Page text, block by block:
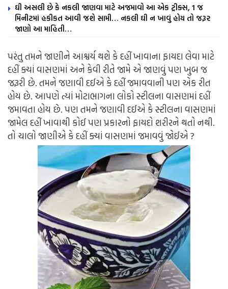
ઘી અસલી છે કે નકલી જાણવા માટે અજમાવો આ એક ટ્રીક્સ, 1 જ
મિનીટમાં હકીકત આવી જશે સામી… નકલી ઘી ન ખાવું હોય તો જરૂર
જાણો આ માહિતી…
પરંતુ તમને જાણીને આશ્વર્ય થશે કે દહીં ખાવાના ફાયદા લેવા માટે
દહીં ક્યાં વાસણમાં અને કેવી રીતે જામે એ જાણવું પણ ખુબ જ
જરૂરી છે. તમને જણાવી દઈએ કે દહીં જમાવવાની પણ એક રીત
હોય છે. આપણે ત્યાં મોટાભાગના લોકો સ્ટીલના વાસણમાં દહીં
જમાવતા હોય છે. પણ તમને જણાવી દઈએ કે સ્ટીલના વાસણમાં
જામેલ દહીં ખાવાથી કોઈ પણ પ્રકારનો ફાયદો શરીરને થતો નથી.
તો ચાલો જાણીએ કે દહીં ક્યાં વાસણમાં જમાવવું જોઈએ ?